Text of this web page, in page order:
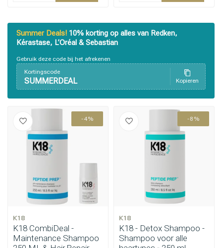
Summer Deals! 10% korting op alles van Redken,
Kérastase, L’Oréal & Sebastian
Gebruik deze code bij het afrekenen
Kortingscode
SUMMERDEAL Kopieren
-4%
K18
K18 CombiDeal -
Maintenance Shampoo
-8%
K18
K18 - Detox Shampoo -
Shampoo voor alle